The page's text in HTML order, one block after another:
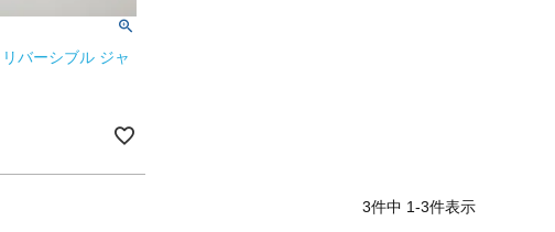
バーシブル ジャ
3件中 1-3件表示